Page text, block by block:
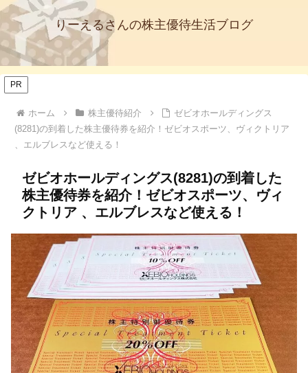
りーえるさんの株主優待生活ブログ
PR
ホーム 株主優待紹介
ゼビオホールディングス
(8281)の到着した株主優待券を紹介！ゼビオスポーツ、ヴィクトリア
、エルブレスなど使える！
ゼビオホールディングス(8281)の到着した
株主優待券を紹介！ゼビオスポーツ、ヴィ
クトリア 、エルブレスなど使える！